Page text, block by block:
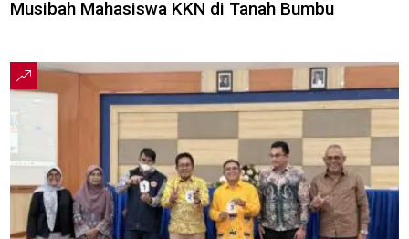
Musibah Mahasiswa KKN di Tanah Bumbu